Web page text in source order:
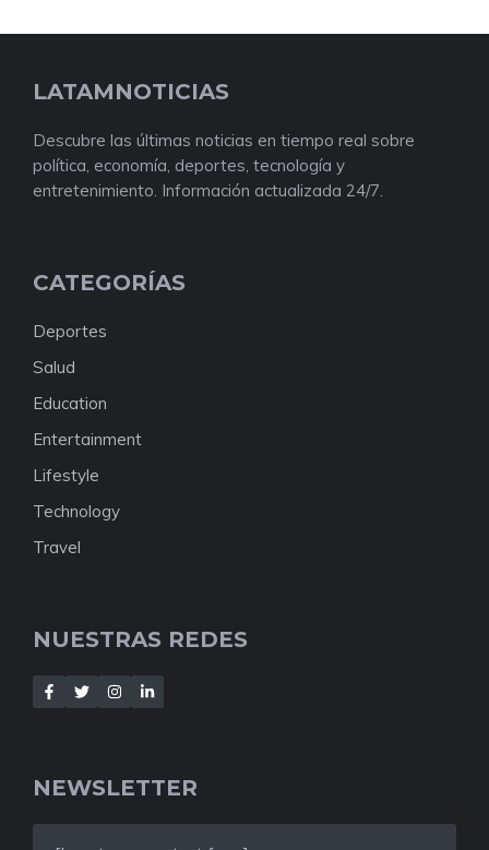
LATAMNOTICIAS
Descubre las últimas noticias en tiempo real sobre
política, economía, deportes, tecnología y
entretenimiento. Información actualizada 24/7.
CATEGORÍAS
Deportes
Salud
Education
Entertainment
Lifestyle
Technology
Travel
NUESTRAS REDES
NEWSLETTER